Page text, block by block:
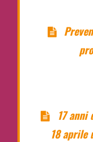
17 anni
18 aprile